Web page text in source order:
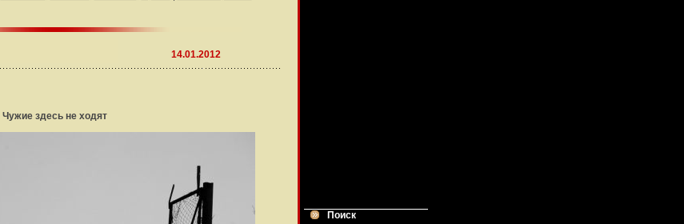
14.01.2012
Чужие здесь не ходят
Поиск